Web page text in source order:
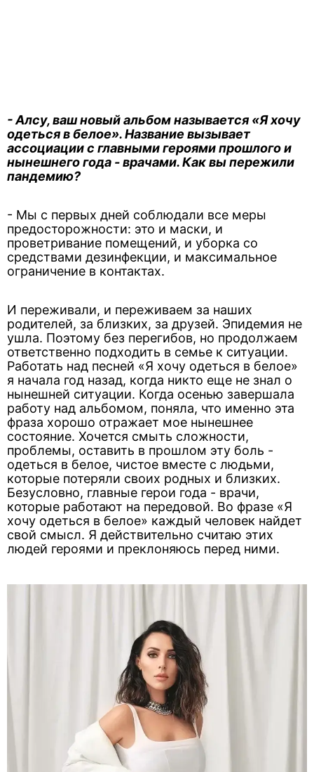
- Алсу, ваш новый альбом называется «Я хочу
одеться в белое». Название вызывает
ассоциации с главными героями прошлого и
нынешнего года - врачами. Как вы пережили
пандемию?
- Мы с первых дней соблюдали все меры
предосторожности: это и маски, и
проветривание помещений, и уборка со
средствами дезинфекции, и максимальное
ограничение в контактах.
И переживали, и переживаем за наших
родителей, за близких, за друзей. Эпидемия не
ушла. Поэтому без перегибов, но продолжаем
ответственно подходить в семье к ситуации.
Работать над песней «Я хочу одеться в белое»
я начала год назад, когда никто еще не знал о
нынешней ситуации. Когда осенью завершала
работу над альбомом, поняла, что именно эта
фраза хорошо отражает мое нынешнее
состояние. Хочется смыть сложности,
проблемы, оставить в прошлом эту боль -
одеться в белое, чистое вместе с людьми,
которые потеряли своих родных и близких.
Безусловно, главные герои года - врачи,
которые работают на передовой. Во фразе «Я
хочу одеться в белое» каждый человек найдет
свой смысл. Я действительно считаю этих
людей героями и преклоняюсь перед ними.